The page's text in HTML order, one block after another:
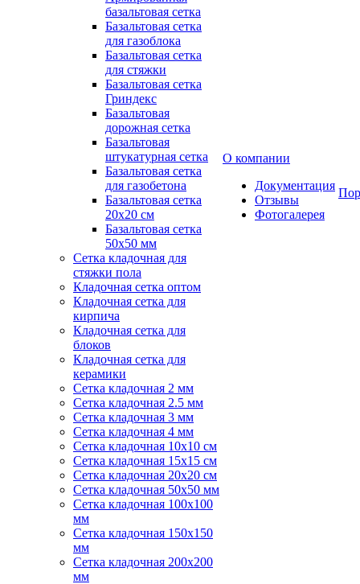
базальтовая сетка
Базальтовая сетка
для газоблока
Базальтовая сетка
для стяжки
Базальтовая сетка
Гриндекс
Базальтовая
дорожная сетка
Базальтовая
штукатурная сетка
Базальтовая сетка
для газобетона
Базальтовая сетка
20x20 см
Базальтовая сетка
50x50 мм
Сетка кладочная для
стяжки пола
Кладочная сетка оптом
Кладочная сетка для
кирпича
Кладочная сетка для
блоков
Кладочная сетка для
керамики
Сетка кладочная 2 мм
Сетка кладочная 2.5 мм
Сетка кладочная 3 мм
Сетка кладочная 4 мм
Сетка кладочная 10x10 см
Сетка кладочная 15x15 см
Сетка кладочная 20x20 см
Сетка кладочная 50x50 мм
Сетка кладочная 100x100
мм
Сетка кладочная 150x150
мм
Сетка кладочная 200x200
мм
О компании
Документация
Отзывы
Фотогалерея